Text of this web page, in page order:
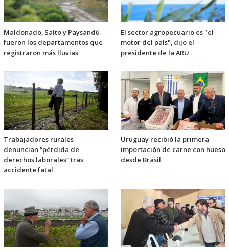
Maldonado, Salto y Paysandú
fueron los departamentos que
registraron más lluvias
El sector agropecuario es "el
motor del país", dijo el
presidente de la ARU
Trabajadores rurales
denuncian “pérdida de
derechos laborales” tras
accidente fatal
Uruguay recibió la primera
importación de carne con hueso
desde Brasil